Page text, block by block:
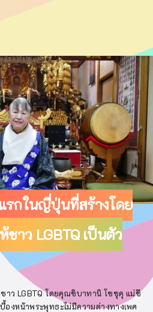
รกในญี่ปุ่นที่สร้างโดย
าว LGBTQ เป็นตัว
าว LGBTQ โดยคุณชิบาทานิ โชชุคุ แม่ชี
องหน้าพระพุทธะไม่มีความต่างทางเพศ